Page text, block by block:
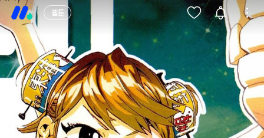
웹툰